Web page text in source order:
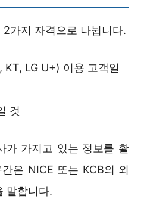
가지 자격으로 나뉩니다.
KT, LG U+) 이용 고객일
것
가 가지고 있는 정보를 활
은 NICE 또는 KCB의 외
말합니다.